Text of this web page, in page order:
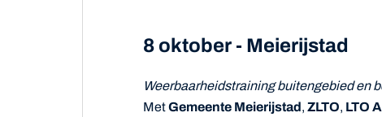
8 oktober - Meierijstad
Weerbaarheidstraining buitengebied en
MetGemeente Meierijstad, ZLTO, LTO